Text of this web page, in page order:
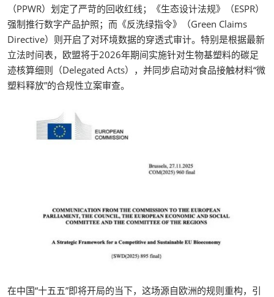
（PPWR）划定了严苛的回收红线；《生态设计法规》（ESPR）
强制推行数字产品护照；而《反洗绿指令》（Green Claims
Directive）则开启了对环境数据的穿透式审计。特别是根据最新
立法时间表，欧盟将于2026年期间实施针对生物基塑料的碳足
迹核算细则（Delegated Acts），并同步启动对食品接触材料“微
塑料释放”的合规性立案审查。
在中国“十五五”即将开局的当下，这场源自欧洲的规则重构，引